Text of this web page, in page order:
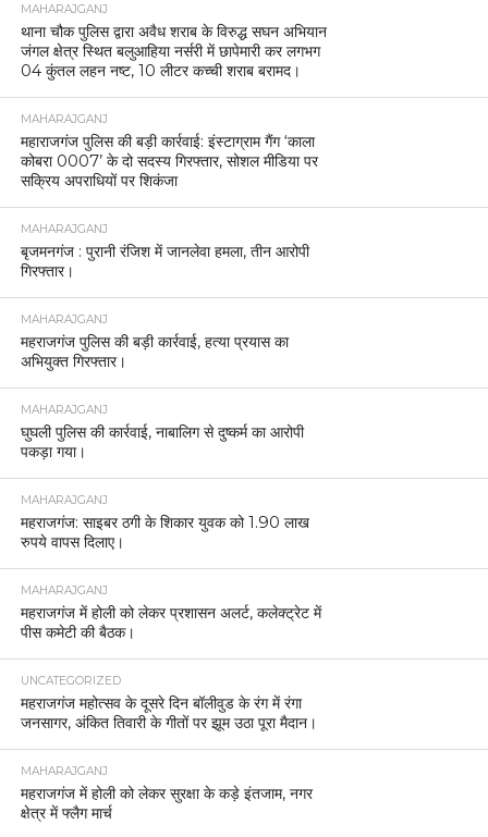
MAHARAJGANJ
थाना चौक पुलिस द्वारा अवैध शराब के विरुद्ध सघन अभियान
जंगल क्षेत्र स्थित बलुआहिया नर्सरी में छापेमारी कर लगभग
04 कुंतल लहन नष्ट, 10 लीटर कच्ची शराब बरामद।
MAHARAJGANJ
महाराजगंज पुलिस की बड़ी कार्रवाई: इंस्टाग्राम गैंग ‘काला
कोबरा 0007’ के दो सदस्य गिरफ्तार, सोशल मीडिया पर
सक्रिय अपराधियों पर शिकंजा
MAHARAJGANJ
बृजमनगंज : पुरानी रंजिश में जानलेवा हमला, तीन आरोपी
गिरफ्तार।
MAHARAJGANJ
महराजगंज पुलिस की बड़ी कार्रवाई, हत्या प्रयास का
अभियुक्त गिरफ्तार।
MAHARAJGANJ
घुघली पुलिस की कार्रवाई, नाबालिग से दुष्कर्म का आरोपी
पकड़ा गया।
MAHARAJGANJ
महराजगंज: साइबर ठगी के शिकार युवक को 1.90 लाख
रुपये वापस दिलाए।
MAHARAJGANJ
महराजगंज में होली को लेकर प्रशासन अलर्ट, कलेक्ट्रेट में
पीस कमेटी की बैठक।
UNCATEGORIZED
महराजगंज महोत्सव के दूसरे दिन बॉलीवुड के रंग में रंगा
जनसागर, अंकित तिवारी के गीतों पर झूम उठा पूरा मैदान।
MAHARAJGANJ
महराजगंज में होली को लेकर सुरक्षा के कड़े इंतजाम, नगर
क्षेत्र में फ्लैग मार्च